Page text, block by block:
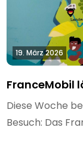
19. März 2026
FranceMobil
Diese Woche
Besuch: Das